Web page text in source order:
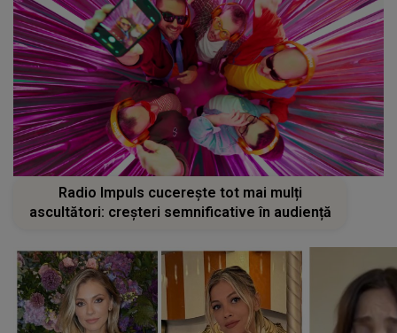
Radio Impuls cucerește tot mai mulți
ascultători: creșteri semnificative în audiență